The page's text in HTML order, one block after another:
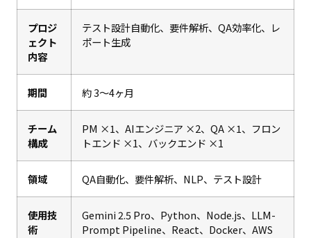
プロジ
ェクト
内容
テスト設計自動化、要件解析、QA効率化、レ
ポート生成
期間 約 3〜4ヶ月
チーム
構成
PM ×1、AIエンジニア ×2、QA ×1、フロン
トエンド ×1、バックエンド ×1
領域 QA自動化、要件解析、NLP、テスト設計
使用技
術
Gemini 2.5 Pro、Python、Node.js、LLM-
Prompt Pipeline、React、Docker、AWS